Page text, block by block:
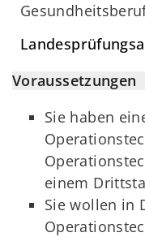
Voraussetzungen
Sie haben
einem
Sie wollen in